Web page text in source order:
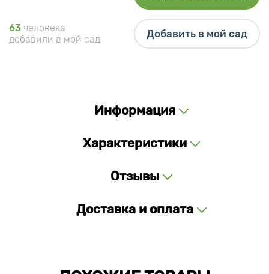
63 человека
добавили в мой сад
Добавить в мой сад
Информация
Характеристики
Отзывы
Доставка и оплата